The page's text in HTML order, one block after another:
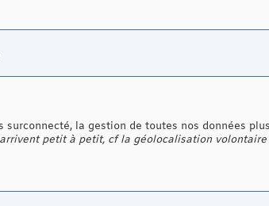
la gestion de toutes nos données
petit à petit, cf la géolocalisation